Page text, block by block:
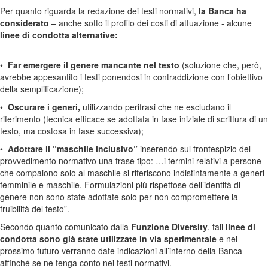
Per quanto riguarda la redazione dei testi normativi, la Banca ha
considerato – anche sotto il profilo dei costi di attuazione - alcune
linee di condotta alternative:
• Far emergere il genere mancante nel testo (soluzione che, però,
avrebbe appesantito i testi ponendosi in contraddizione con l’obiettivo
della semplificazione);
• Oscurare i generi, utilizzando perifrasi che ne escludano il
riferimento (tecnica efficace se adottata in fase iniziale di scrittura di un
testo, ma costosa in fase successiva);
• Adottare il “maschile inclusivo” inserendo sul frontespizio del
provvedimento normativo una frase tipo: …i termini relativi a persone
che compaiono solo al maschile si riferiscono indistintamente a generi
femminile e maschile. Formulazioni più rispettose dell’identità di
genere non sono state adottate solo per non compromettere la
fruibilità del testo”.
Secondo quanto comunicato dalla Funzione Diversity, tali linee di
condotta sono già state utilizzate in via sperimentale e nel
prossimo futuro verranno date indicazioni all’interno della Banca
affinché se ne tenga conto nei testi normativi.